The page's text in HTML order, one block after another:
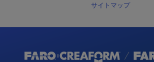
サイトマップ